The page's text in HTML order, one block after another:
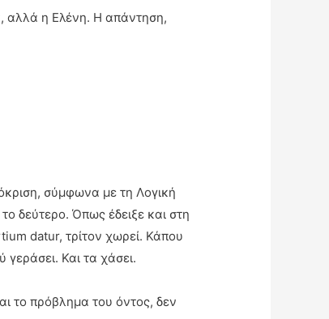
αλλά η Ελένη. Η απάντηση,
σύμφωνα με τη Λογική
δεύτερο. Όπως έδειξε και στη
datur, τρίτον χωρεί. Κάπου
Και τα χάσει.
το πρόβλημα του όντος, δεν